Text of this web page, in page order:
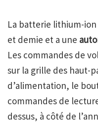
La batterie lithium-
et demie et a une
Les commandes de
sur la grille des haut-
d’alimentation, le
commandes de
dessus, à côté de